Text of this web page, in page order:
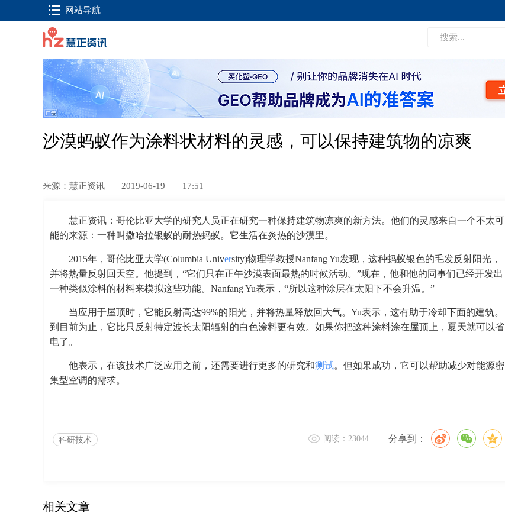
网站导航
沙漠蚂蚁作为涂料状材料的灵感，可以保持建筑物的凉爽
来源：慧正资讯 2019-06-19 17:51
慧正资讯：哥伦比亚大学的研究人员正在研究一种保持建筑物凉爽的新方法。他们的灵感来自一个不太可
能的来源：一种叫撒哈拉银蚁的耐热蚂蚁。它生活在炎热的沙漠里。
2015年，哥伦比亚大学(Columbia University)物理学教授Nanfang Yu发现，这种蚂蚁银色的毛发反射阳光，
并将热量反射回天空。他提到，“它们只在正午沙漠表面最热的时候活动。”现在，他和他的同事们已经开发出
一种类似涂料的材料来模拟这些功能。Nanfang Yu表示，“所以这种涂层在太阳下不会升温。”
当应用于屋顶时，它能反射高达99%的阳光，并将热量释放回大气。Yu表示，这有助于冷却下面的建筑。
到目前为止，它比只反射特定波长太阳辐射的白色涂料更有效。如果你把这种涂料涂在屋顶上，夏天就可以省
电了。
他表示，在该技术广泛应用之前，还需要进行更多的研究和测试。但如果成功，它可以帮助减少对能源密
集型空调的需求。
科研技术 阅读：23044 分享到：
相关文章